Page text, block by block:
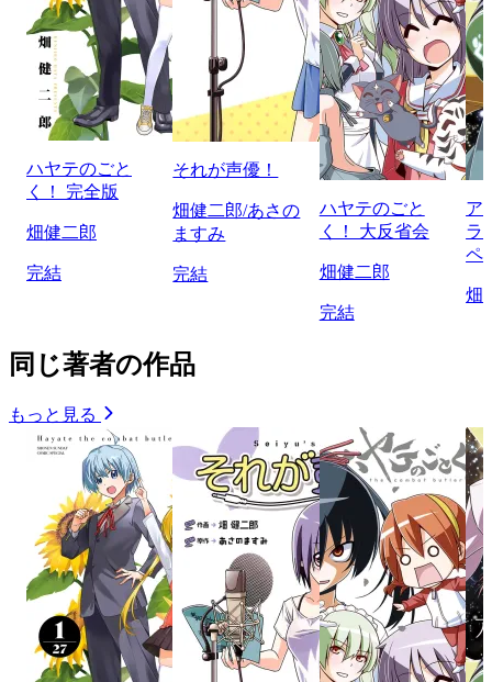
ハヤテのごと
く！ 完全版
畑健二郎
完結
それが声優！
畑健二郎/あさの
ますみ
完結
ハヤテのごと
く！ 大反省会
畑健二郎
完結
ア
ラ
ペ
畑
同じ著者の作品
もっと見る